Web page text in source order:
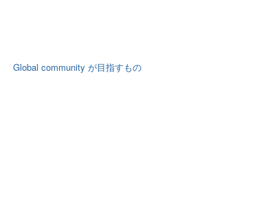
Global community が目指すもの